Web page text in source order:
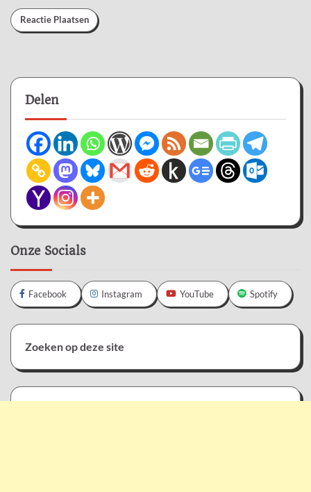
Delen
Onze Socials
Facebook Instagram YouTube Spotify
Zoeken op deze site